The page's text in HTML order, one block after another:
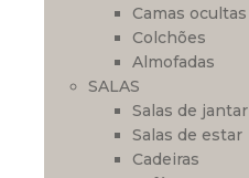
Camas ocultas
Colchões
Almofadas
SALAS
Salas de jantar
Salas de estar
Cadeiras